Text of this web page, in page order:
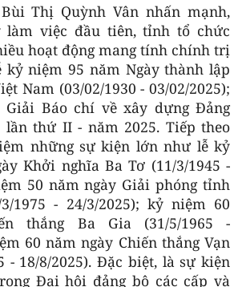
Thị Quỳnh Vân nhấn mạnh,
làm việc đầu tiên, tỉnh tổ chức
hoạt động mang tính chính trị
kỷ niệm 95 năm Ngày thành lập
Nam (03/02/1930 - 03/02/2025);
Báo chí về xây dựng Đảng
lần thứ II - năm 2025. Tiếp theo
những sự kiện lớn như lễ kỷ
Khởi nghĩa Ba Tơ (11/3/1945 -
50 năm ngày Giải phóng tỉnh
1975 - 24/3/2025); kỷ niệm 60
thắng Ba Gia (31/5/1965 -
60 năm ngày Chiến thắng Vạn
- 18/8/2025). Đặc biệt, là sự kiện
Đại hội đảng bộ các cấp và